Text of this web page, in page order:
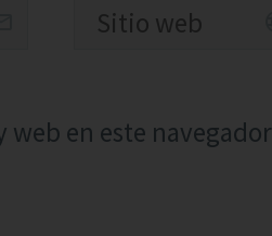
en este navegador